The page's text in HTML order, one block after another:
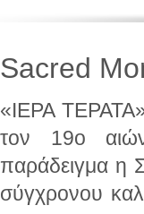
Sacred
«ΙΕΡΑ
τον 19ο
παράδειγμα η
σύγχρονου